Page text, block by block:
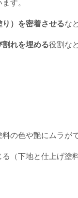
す。
）を密着させるな
割れを埋める役割な
の色や艶にムラが
（下地と仕上げ塗